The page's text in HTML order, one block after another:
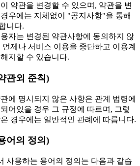
약관을 변경할 수 있으며, 약관을 변
우에는 지체없이 "공지사항"을 통해
니다.
자는 변경된 약관사항에 동의하지 않
언제나 서비스 이용을 중단하고 이용계
지할 수 있습니다.
관외 준칙)
에 명시되지 않은 사항은 관계 법령에
어있을 경우 그 규정에 따르며, 그렇
경우에는 일반적인 관례에 따릅니다.
어의 정의)
사용하는 용어의 정의는 다음과 같습